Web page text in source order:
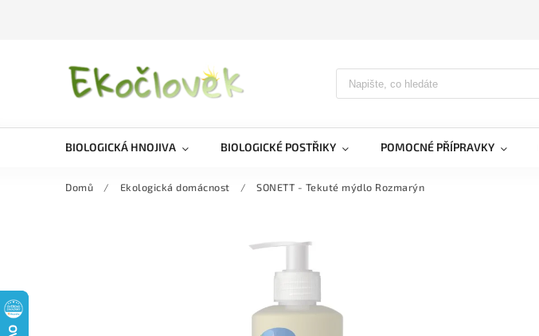
BIOLOGICKÁ HNOJIVA BIOLOGICKÉ POSTŘIKY POMOCNÉ PŘÍPRAVKY
Domů / Ekologická domácnost / SONETT - Tekuté mýdlo Rozmarýn